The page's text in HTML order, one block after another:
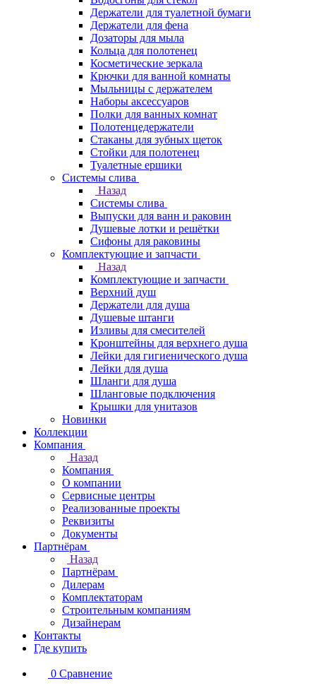
Держатели для туалетной бумаги
Держатели для фена
Дозаторы для мыла
Кольца для полотенец
Косметические зеркала
Крючки для ванной комнаты
Мыльницы с держателем
Наборы аксессуаров
Полки для ванных комнат
Полотенцедержатели
Стаканы для зубных щеток
Стойки для полотенец
Туалетные ершики
Системы слива
Назад
Системы слива
Выпуски для ванн и раковин
Душевые лотки и решётки
Сифоны для раковины
Комплектующие и запчасти
Назад
Комплектующие и запчасти
Верхний душ
Держатели для душа
Душевые штанги
Изливы для смесителей
Кронштейны для верхнего душа
Лейки для гигиенического душа
Лейки для душа
Шланги для душа
Шланговые подключения
Крышки для унитазов
Новинки
Коллекции
Компания
Назад
Компания
О компании
Сервисные центры
Реализованные проекты
Реквизиты
Документы
Партнёрам
Назад
Партнёрам
Дилерам
Комплектаторам
Строительным компаниям
Дизайнерам
Контакты
Где купить
0 Сравнение